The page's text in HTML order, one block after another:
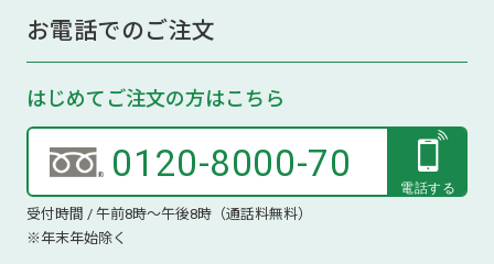
お電話でのご注文
はじめてご注文の方はこちら
0120-8000-70
受付時間 / 午前8時～午後8時（通話料無料）
※年末年始除く